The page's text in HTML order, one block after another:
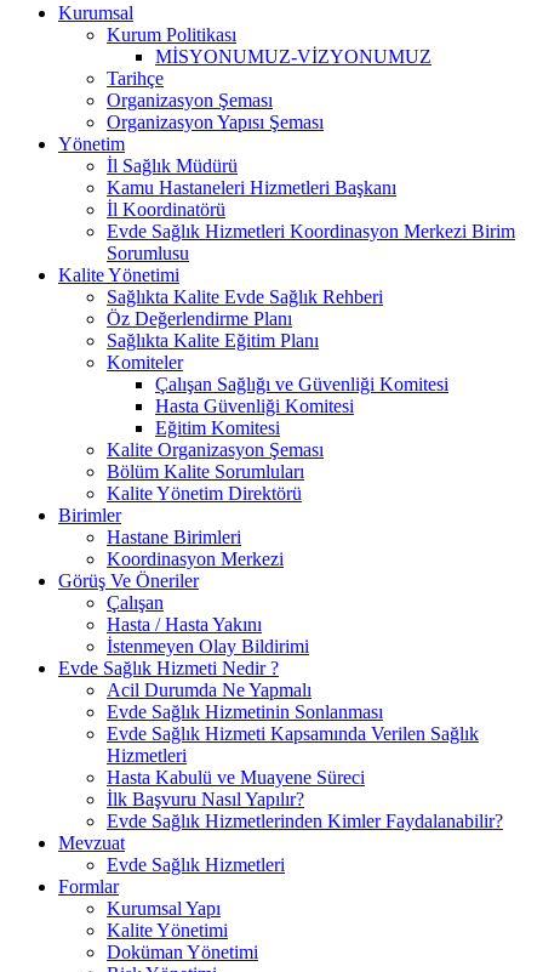
Kurumsal
Kurum Politikası
MİSYONUMUZ-VİZYONUMUZ
Tarihçe
Organizasyon Şeması
Organizasyon Yapısı Şeması
Yönetim
İl Sağlık Müdürü
Kamu Hastaneleri Hizmetleri Başkanı
İl Koordinatörü
Evde Sağlık Hizmetleri Koordinasyon Merkezi Birim
Sorumlusu
Kalite Yönetimi
Sağlıkta Kalite Evde Sağlık Rehberi
Öz Değerlendirme Planı
Sağlıkta Kalite Eğitim Planı
Komiteler
Çalışan Sağlığı ve Güvenliği Komitesi
Hasta Güvenliği Komitesi
Eğitim Komitesi
Kalite Organizasyon Şeması
Bölüm Kalite Sorumluları
Kalite Yönetim Direktörü
Birimler
Hastane Birimleri
Koordinasyon Merkezi
Görüş Ve Öneriler
Çalışan
Hasta / Hasta Yakını
İstenmeyen Olay Bildirimi
Evde Sağlık Hizmeti Nedir ?
Acil Durumda Ne Yapmalı
Evde Sağlık Hizmetinin Sonlanması
Evde Sağlık Hizmeti Kapsamında Verilen Sağlık
Hizmetleri
Hasta Kabulü ve Muayene Süreci
İlk Başvuru Nasıl Yapılır?
Evde Sağlık Hizmetlerinden Kimler Faydalanabilir?
Mevzuat
Evde Sağlık Hizmetleri
Formlar
Kurumsal Yapı
Kalite Yönetimi
Doküman Yönetimi